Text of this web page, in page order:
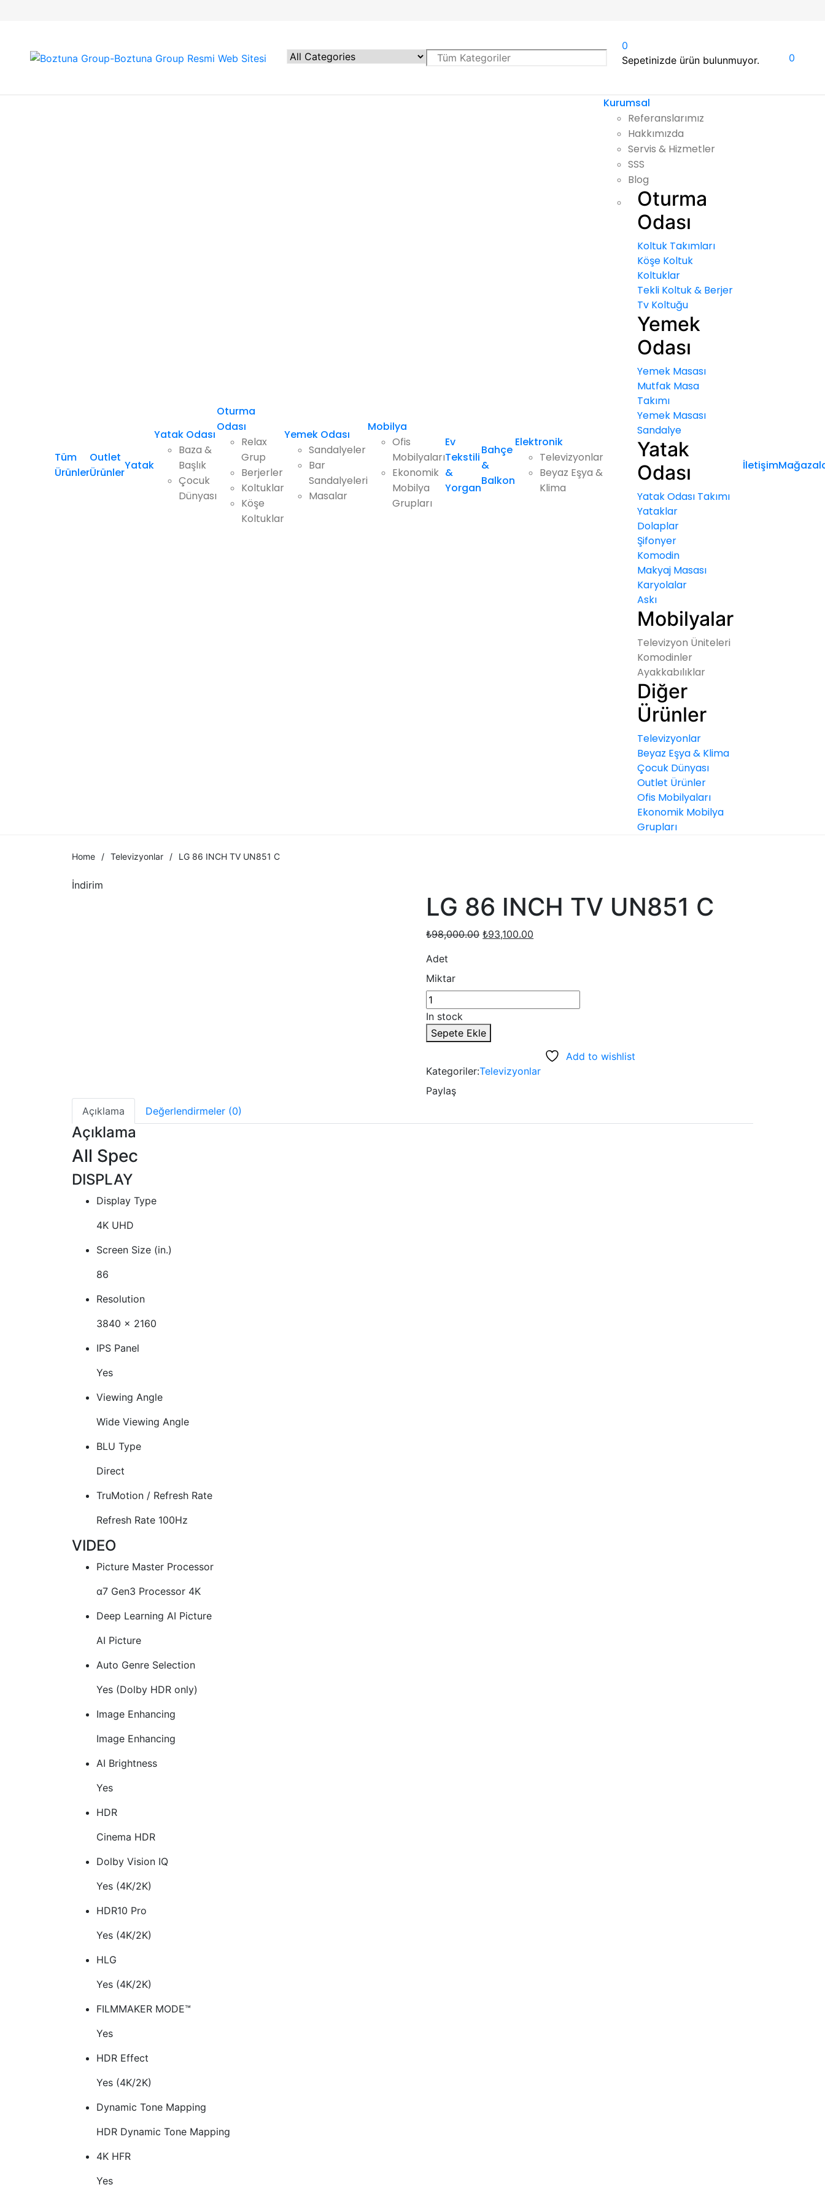
0
Sepetinizde ürün bulunmuyor.
0
Tüm
Ürünler
Outlet
Ürünler
Yatak
Yatak Odası
Baza &
Başlık
Çocuk
Dünyası
Oturma
Odası
Relax
Grup
Berjerler
Koltuklar
Köşe
Koltuklar
Yemek Odası
Sandalyeler
Bar
Sandalyeleri
Masalar
Mobilya
Ofis
Mobilyaları
Ekonomik
Mobilya
Grupları
Ev
Tekstili
&
Yorgan
Bahçe
&
Balkon
Elektronik
Televizyonlar
Beyaz Eşya &
Klima
Kurumsal
Referanslarımız
Hakkımızda
Servis & Hizmetler
SSS
Blog
Oturma
Odası
Koltuk Takımları
Köşe Koltuk
Koltuklar
Tekli Koltuk & Berjer
Tv Koltuğu
Yemek
Odası
Yemek Masası
Mutfak Masa
Takımı
Yemek Masası
Sandalye
Yatak
Odası
Yatak Odası Takımı
Yataklar
Dolaplar
Şifonyer
Komodin
Makyaj Masası
Karyolalar
Askı
Mobilyalar
Televizyon Üniteleri
Komodinler
Ayakkabılıklar
Diğer
Ürünler
Televizyonlar
Beyaz Eşya & Klima
Çocuk Dünyası
Outlet Ürünler
Ofis Mobilyaları
Ekonomik Mobilya
Grupları
İletişim
Home / Televizyonlar / LG 86 INCH TV UN851 C
İndirim
LG 86 INCH TV UN851 C
₺98,000.00 Orijinal
₺93,100.00
Adet
Miktar
In stock
Sepete Ekle
Add to wishlist
Kategoriler:Televizyonlar
Paylaş
Açıklama
Değerlendirmeler (0)
Açıklama
All Spec
DISPLAY
Display Type
4K UHD
Screen Size (in.)
86
Resolution
3840 x 2160
IPS Panel
Yes
Viewing Angle
Wide Viewing Angle
BLU Type
Direct
TruMotion / Refresh Rate
Refresh Rate 100Hz
VIDEO
Picture Master Processor
α7 Gen3 Processor 4K
Deep Learning AI Picture
AI Picture
Auto Genre Selection
Yes (Dolby HDR only)
Image Enhancing
Image Enhancing
AI Brightness
Yes
HDR
Cinema HDR
Dolby Vision IQ
Yes (4K/2K)
HDR10 Pro
Yes (4K/2K)
HLG
Yes (4K/2K)
FILMMAKER MODE™
Yes
HDR Effect
Yes (4K/2K)
Dynamic Tone Mapping
HDR Dynamic Tone Mapping
4K HFR
Yes